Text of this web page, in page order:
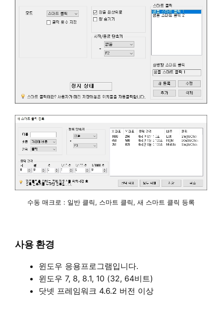
수동 매크로 : 일반 클릭, 스마트 클릭, 새 스마트 클릭 등록
사용 환경
윈도우 응용프로그램입니다.
윈도우 7, 8, 8.1, 10 (32, 64비트)
닷넷 프레임워크 4.6.2 버전 이상